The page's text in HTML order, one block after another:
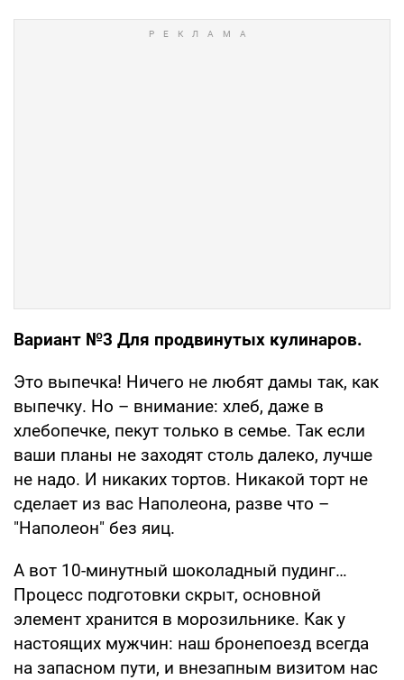
Вариант №3 Для продвинутых кулинаров.
Это выпечка! Ничего не любят дамы так, как
выпечку. Но – внимание: хлеб, даже в
хлебопечке, пекут только в семье. Так если
ваши планы не заходят столь далеко, лучше
не надо. И никаких тортов. Никакой торт не
сделает из вас Наполеона, разве что –
"Наполеон" без яиц.
А вот 10-минутный шоколадный пудинг…
Процесс подготовки скрыт, основной
элемент хранится в морозильнике. Как у
настоящих мужчин: наш бронепоезд всегда
на запасном пути, и внезапным визитом нас